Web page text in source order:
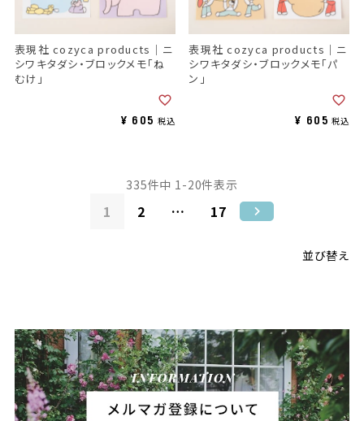
表現社 cozyca products｜ニ
シワキタダシ・ブロックメモ「ね
むけ」
¥ 605 税込
表現社 cozyca products｜ニ
シワキタダシ・ブロックメモ「パ
ン」
¥ 605 税込
並び替え
335件中 1-20件表示
1 2 … 17